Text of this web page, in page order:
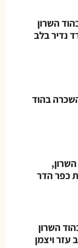
השרון
נדיר בלב
בהוד
כפר הדר
השרון